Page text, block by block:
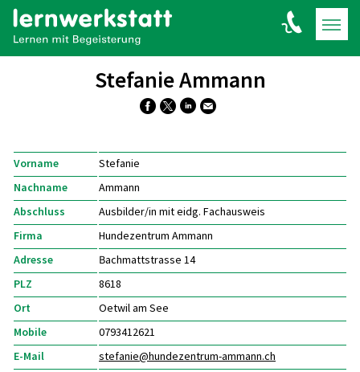
Stefanie Ammann
Vorname
Stefanie
Nachname
Ammann
Abschluss
Ausbilder/in mit eidg. Fachausweis
Firma
Hundezentrum Ammann
Adresse
Bachmattstrasse 14
PLZ
8618
Ort
Oetwil am See
Mobile
0793412621
E-Mail
stefanie@hundezentrum-ammann.ch